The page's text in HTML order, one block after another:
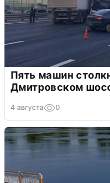
Пять машин
Дмитровском
4 августа 0